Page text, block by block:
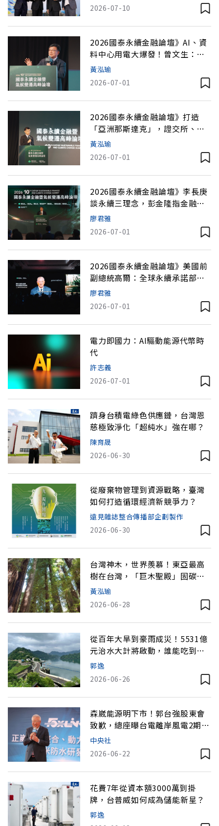
2026-07-10
2026國泰永續金融論壇》AI、資
料中心用電大爆發！曾文生：供
電思維轉向，正確選址才是關鍵
黃泓瑜
2026-07-01
2026國泰永續金融論壇》打造
「亞洲那斯達克」，證交所、經
濟部催生AI綠色雙軸轉型新戰略
黃泓瑜
2026-07-01
2026國泰永續金融論壇》李長庚
談永續三理念，彭金隆指金融業
有助轉型
廖君雅
2026-07-01
2026國泰永續金融論壇》美國前
副總統高爾：全球永續承諾部分
倒退，但民間投資積極
廖君雅
2026-07-01
電力即國力：AI驅動能源代幣時
代
許志義
2026-07-01
躋身台積電綠色供應鏈，台灣恩
慈極致淨化「超純水」強在哪？
陳育晟
2026-06-30
從廢棄物管理到資源戰略，臺灣
如何打造循環經濟新競爭力？
遠見雜誌整合傳播部企劃製作
2026-06-30
台灣神木，世界羨慕！東亞最高
樹在台灣，「巨木聖殿」固碳逾
千噸卻藏消失危機？
黃泓瑜
2026-06-28
從百年大旱到豪雨成災！5531億
元治水大計將啟動，誰能吃到商
機大餅？
郭逸
2026-06-26
森崴能源明下市！郭台強股東會
致歉，總座曝台電離岸風電2期進
度
中央社
2026-06-22
花費7年從資本額3000萬到掛
牌，台普威如何成為儲能新星？
郭逸